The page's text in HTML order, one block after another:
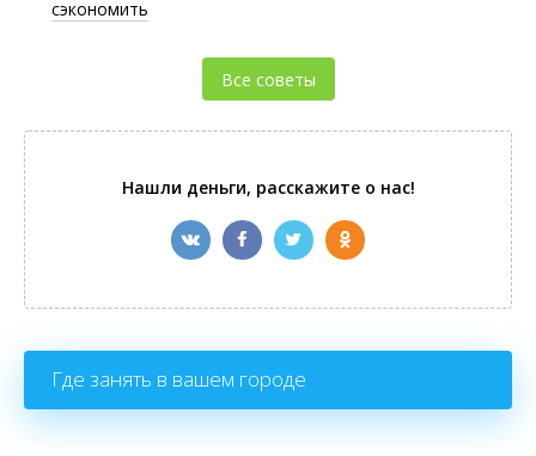
сэкономить
Все советы
Нашли деньги, расскажите о нас!
Где занять в вашем городе